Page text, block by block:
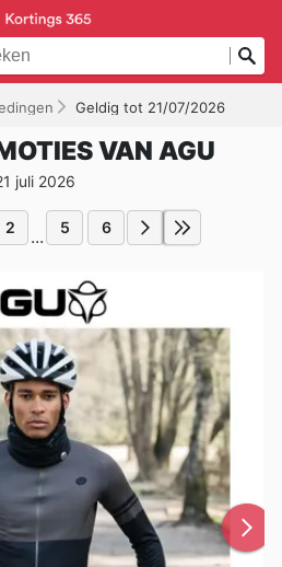
Geldig tot 21/07/2026
VAN AGU
juli 2026
2 ... 5 6